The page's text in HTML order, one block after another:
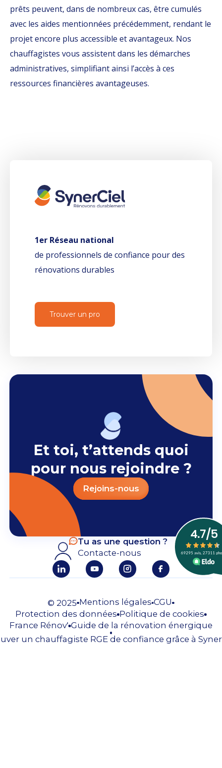
prêts peuvent, dans de nombreux cas, être cumulés
avec les aides mentionnées précédemment, rendant le
projet encore plus accessible et avantageux. Nos
chauffagistes vous assistent dans les démarches
administratives, simplifiant ainsi l’accès à ces
ressources financières avantageuses.
1er Réseau national
de professionnels de confiance pour des
rénovations durables
Trouver un pro
Et toi, t’attends quoi
pour nous rejoindre ?
Rejoins-nous
Tu as une question ?
Contacte-nous
© 2025 Mentions légales CGU
Protection des données Politique de cookies
France Rénov' Guide de la rénovation énergique
un chauffagiste RGE de confiance grâce à